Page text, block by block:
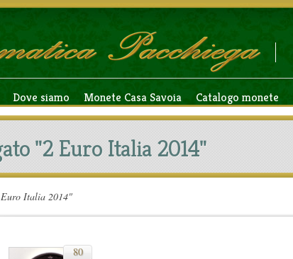
Dove siamo Monete Casa Savoia Catalogo monete
"2 Euro Italia 2014"
Italia 2014"
80